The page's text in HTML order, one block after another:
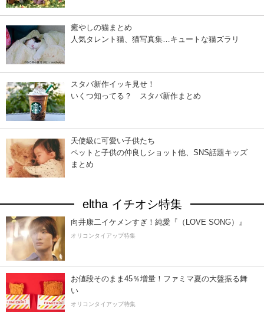
癒やしの猫まとめ
人気タレント猫、猫写真集…キュートな猫ズラリ
スタバ新作イッキ見せ！
いくつ知ってる？ スタバ新作まとめ
天使級に可愛い子供たち
ペットと子供の仲良しショット他、SNS話題キッズ
まとめ
eltha イチオシ特集
向井康二イケメンすぎ！純愛『（LOVE SONG）』
オリコンタイアップ特集
お値段そのまま45％増量！ファミマ夏の大盤振る舞
い
オリコンタイアップ特集